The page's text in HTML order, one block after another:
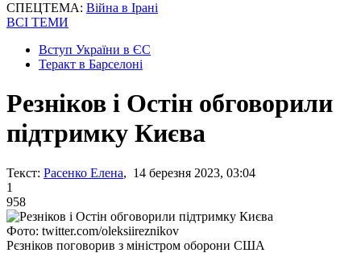
СПЕЦТЕМА: Війна в Ірані
ВСІ ТЕМИ
Вступ України в ЄС
Теракт в Барселоні
Резніков і Остін обговорили
підтримку Києва
Текст: Расенко Елена, 14 березня 2023, 03:04
1
958
Фото: twitter.com/oleksiireznikov
Рєзніков поговорив з міністром оборони США